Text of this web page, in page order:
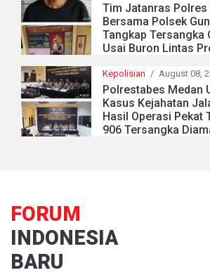
Tim Jatanras Polres
Bersama Polsek
Tangkap Tersangka
Usai Buron Lintas
Kepolisian / August 08,
Polrestabes Medan
Kasus Kejahatan
Hasil Operasi Pekat
906 Tersangka
FORUM
INDONESIA
BARU